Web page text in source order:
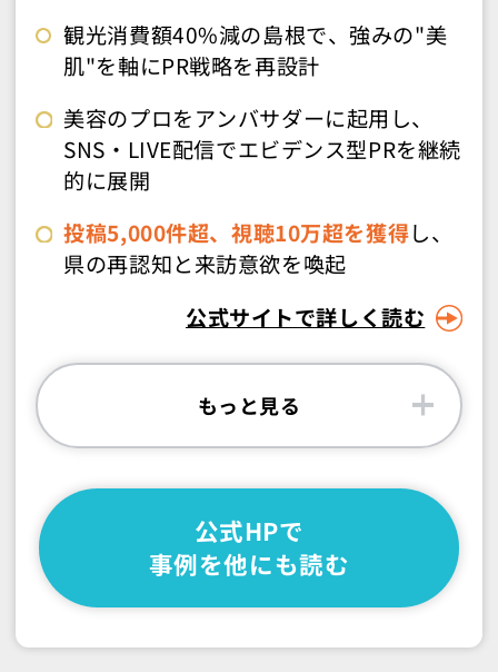
観光消費額40%減の島根で、強みの"美
肌"を軸にPR戦略を再設計
美容のプロをアンバサダーに起用し、
SNS・LIVE配信でエビデンス型PRを継続
的に展開
投稿5,000件超、視聴10万超を獲得し、
県の再認知と来訪意欲を喚起
公式サイトで詳しく読む
もっと見る
公式HPで
事例を他にも読む